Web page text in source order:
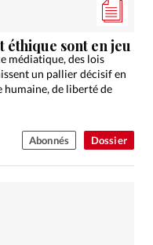
Dossier
éthique sont en jeu
médiatique, des lois
un pallier décisif en
humaine, de liberté de
Abonnés